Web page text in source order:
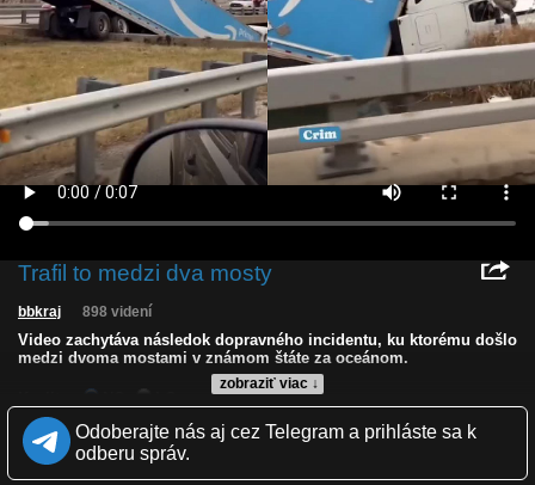
Trafil to medzi dva mosty
zobraziť viac ↓
bbkraj 898 videní
Video zachytáva následok dopravného incidentu, ku ktorému došlo
medzi dvoma mostami v známom štáte za oceánom.
Zverejnené: 30.3.2024 17:41
Krajina: Spojené štáty, USA 🇺🇸
Páči sa: 0% (2 hlasov)
Obľúbené: 0
Odoberajte nás aj cez Telegram a prihláste sa k
odberu správ.